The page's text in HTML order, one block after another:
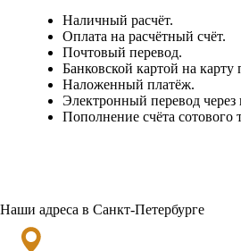
Наличный расчёт.
Оплата на расчётный счёт.
Почтовый перевод.
Банковской картой на карту
Наложенный платёж.
Электронный перевод
Пополнение счёта сотового
Наши адреса в Санкт-Петербурге